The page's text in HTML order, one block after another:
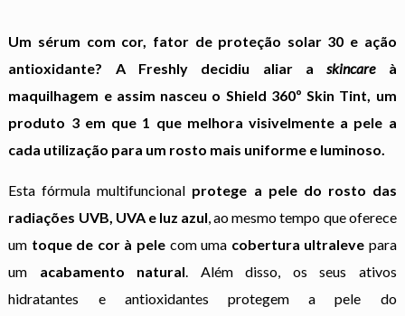
Um sérum com cor, fator de proteção solar 30 e ação
antioxidante? A Freshly decidiu aliar askincareà
maquilhagem e assim nasceu o Shield 360º Skin Tint, um
produto 3 em que 1 que melhora visivelmente a pele a
cada utilização para um rosto mais uniforme e luminoso.
Esta fórmula multifuncional protege a pele do rosto das
radiações UVB, UVA e luz azul, ao mesmo tempo que oferece
um toque de cor à pele com uma cobertura ultraleve para
um acabamento natural. Além disso, os seus ativos
hidratantes e antioxidantes protegem a pele do